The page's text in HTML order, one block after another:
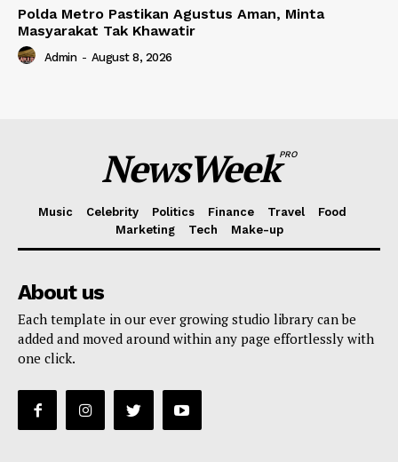
Polda Metro Pastikan Agustus Aman, Minta
Masyarakat Tak Khawatir
Admin - August 8, 2026
NewsWeekPRO
Music Celebrity Politics Finance Travel
Food
Marketing
Tech Make-up
About us
Each template in our ever growing studio library can be
added and moved around within any page effortlessly with
one click.